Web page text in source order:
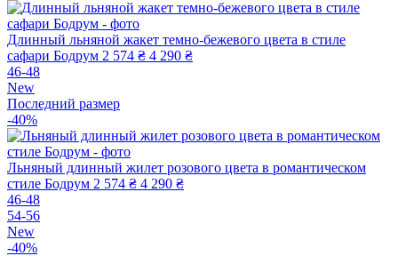
Длинный льняной жакет темно-бежевого цвета в стиле
сафари Бодрум 2 574 ₴ 4 290 ₴
46-48
New
Последний размер
-40%
Льняный длинный жилет розового цвета в романтическом
стиле Бодрум 2 574 ₴ 4 290 ₴
46-48
54-56
New
-40%